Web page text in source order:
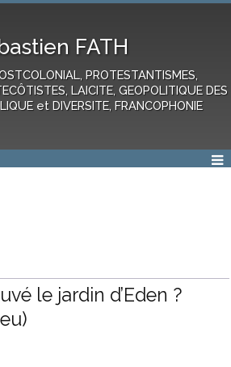
FATH
PROTESTANTISMES,
LAICITE, GEOPOLITIQUE DES
et DIVERSITE, FRANCOPHONIE
le jardin d’Eden ?